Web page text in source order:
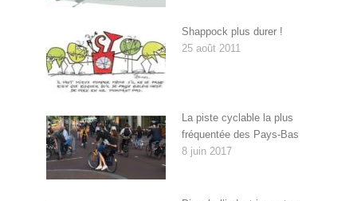
Shappock plus durer !
25 août 2011
La piste cyclable la plus
fréquentée des Pays-Bas
8 juin 2017